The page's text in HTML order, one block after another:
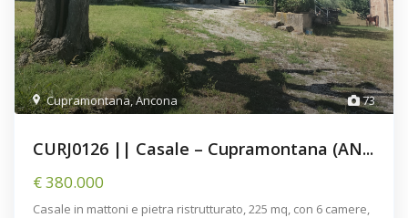
73
Cupramontana,Ancona
CURJ0126 || Casale – Cupramontana (AN...
€ 380.000
Casale in mattoni e pietra ristrutturato, 225 mq, con 6 camere,